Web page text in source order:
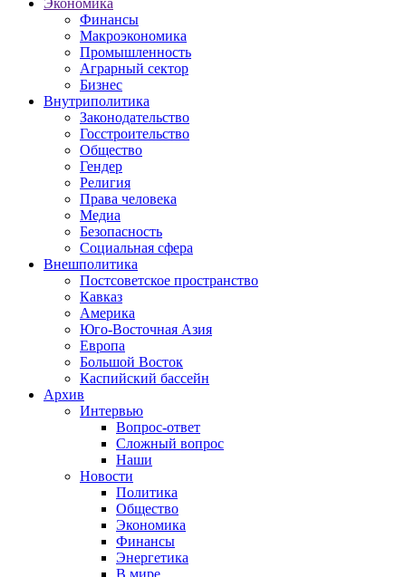
Экономика
Финансы
Макроэкономика
Промышленность
Аграрный сектор
Бизнес
Внутриполитика
Законодательство
Госстроительство
Общество
Гендер
Религия
Права человека
Медиа
Безопасность
Социальная сфера
Внешполитика
Постсоветское пространство
Кавказ
Америка
Юго-Восточная Азия
Европа
Большой Восток
Каспийский бассейн
Архив
Интервью
Вопрос-ответ
Сложный вопрос
Наши
Новости
Политика
Общество
Экономика
Финансы
Энергетика
В мире